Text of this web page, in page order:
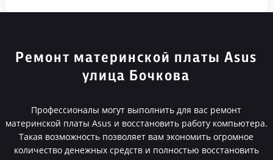
Ремонт материнской платы Asus
улица Бочкова
Профессионалы могут выполнить для вас ремонт
материнской платы Asus и восстановить работу компьютера.
Такая возможность позволяет вам экономить огромное
количество денежных средств и полностью восстановить